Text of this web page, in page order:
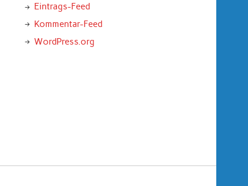
Eintrags-Feed
Kommentar-Feed
WordPress.org